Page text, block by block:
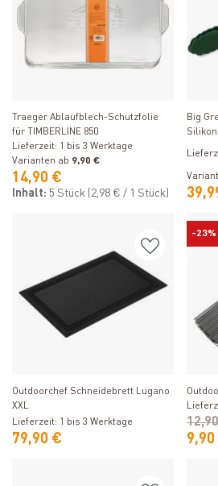
Traeger Ablaufblech-Schutzfolie
für TIMBERLINE 850
Lieferzeit: 1 bis 3 Werktage
Varianten ab 9,90 €
14,90 €
Inhalt: 5 Stück (2,98 € / 1 Stück)
Big
Silikon
Outdoorchef Schneidebrett Lugano
XXL
Lieferzeit: 1 bis 3 Werktage
79,90 €
-23%
9,90